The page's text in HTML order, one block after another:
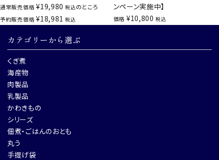
通常販売価格 ¥19,980 税込のところ
予約販売価格 ¥18,981 税込
ンペーン実施中】
価格 ¥10,800 税込
カテゴリーから選ぶ
くぎ煮
海産物
肉製品
乳製品
かわきもの
シリーズ
佃煮・ごはんのおとも
丸う
手提げ袋